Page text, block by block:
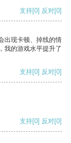
支持[0] 反对[0]
出现卡顿、掉线的情
我的游戏水平提升了
支持[0] 反对[0]
支持[0] 反对[0]